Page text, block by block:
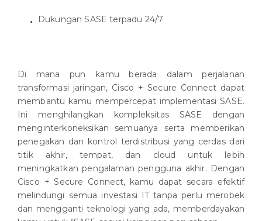
Dukungan SASE terpadu 24/7
Di mana pun kamu berada dalam perjalanan
transformasi jaringan, Cisco + Secure Connect dapat
membantu kamu mempercepat implementasi SASE.
Ini menghilangkan kompleksitas SASE dengan
menginterkoneksikan semuanya serta memberikan
penegakan dan kontrol terdistribusi yang cerdas dari
titik akhir, tempat, dan cloud untuk lebih
meningkatkan pengalaman pengguna akhir. Dengan
Cisco + Secure Connect, kamu dapat secara efektif
melindungi semua investasi IT tanpa perlu merobek
dan mengganti teknologi yang ada, memberdayakan